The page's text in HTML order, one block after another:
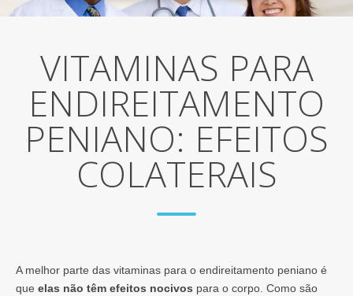
VITAMINAS PARA
ENDIREITAMENTO
PENIANO: EFEITOS
COLATERAIS
A melhor parte das vitaminas para o endireitamento peniano é
que elas não têm efeitos nocivos para o corpo. Como são